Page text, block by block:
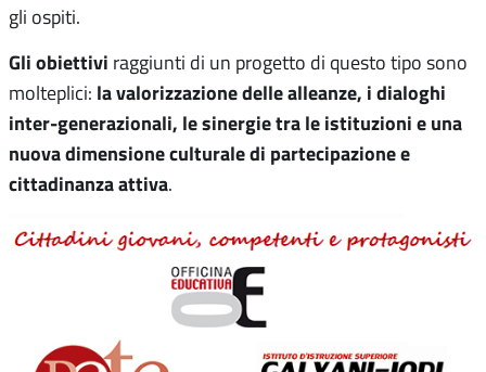
gli ospiti.
Gli obiettivi raggiunti di un progetto di questo tipo sono
molteplici: la valorizzazione delle alleanze, i dialoghi
inter-generazionali, le sinergie tra le istituzioni e una
nuova dimensione culturale di partecipazione e
cittadinanza attiva.